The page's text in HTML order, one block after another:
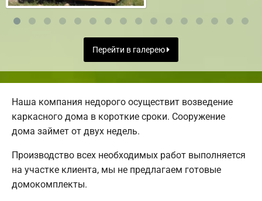
Перейти в галерею
Наша компания недорого осуществит возведение
каркасного дома в короткие сроки. Сооружение
дома займет от двух недель.
Производство всех необходимых работ выполняется
на участке клиента, мы не предлагаем готовые
домокомплекты.